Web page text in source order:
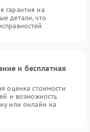
гарантия на
детали, что
и бесплатная
оценка стоимости
и возможность
или онлайн на